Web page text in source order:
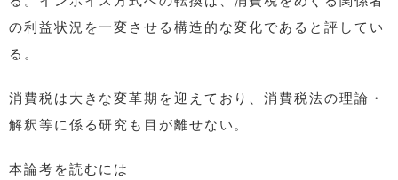
の利益状況を一変させる構造的な変化であると評してい
る。
消費税は大きな変革期を迎えており、消費税法の理論・
解釈等に係る研究も目が離せない。
本論考を読むには